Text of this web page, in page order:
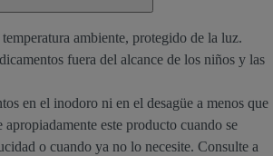
ambiente, protegido de la luz.
fuera del alcance de los niños y las
en el inodoro ni en el desagüe a menos que
este producto cuando se
o cuando ya no lo necesite. Consulte a